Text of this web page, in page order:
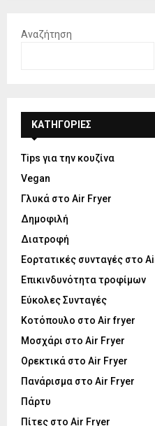
Αναζήτηση
KΑΤΗΓΟΡΊΕΣ
Tips για την κουζίνα
Vegan
Γλυκά στο Air Fryer
Δημοφιλή
Διατροφή
Εορτατικές συνταγές στο
Επικινδυνότητα τροφίμων
Εύκολες Συνταγές
Κοτόπουλο στο Air fryer
Μοσχάρι στο Air Fryer
Ορεκτικά στο Air Fryer
Πανάρισμα στο Air Fryer
Πάρτυ
Πίτες στο Air Fryer